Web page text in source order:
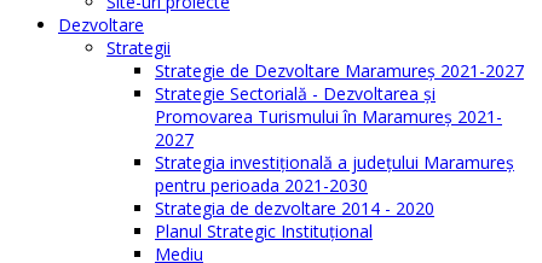
Dezvoltare
Strategii
Strategie de Dezvoltare Maramureș 2021-2027
Strategie Sectorială - Dezvoltarea și
Promovarea Turismului în Maramureș 2021-
2027
Strategia investiţională a județului Maramureș
pentru perioada 2021-2030
Strategia de dezvoltare 2014 - 2020
Planul Strategic Instituţional
Mediu